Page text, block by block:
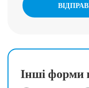
Інші форми